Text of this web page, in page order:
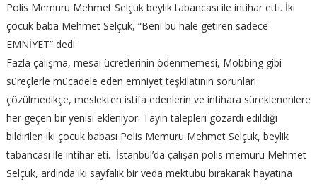
Polis Memuru Mehmet Selçuk beylik tabancası ile intihar etti. İki
çocuk baba Mehmet Selçuk, “Beni bu hale getiren sadece
EMNİYET” dedi.
Fazla çalışma, mesai ücretlerinin ödenmemesi, Mobbing gibi
süreçlerle mücadele eden emniyet teşkilatının sorunları
çözülmedikçe, meslekten istifa edenlerin ve intihara süreklenenlere
her geçen bir yenisi ekleniyor. Tayin talepleri gözardı edildiği
bildirilen iki çocuk babası Polis Memuru Mehmet Selçuk, beylik
tabancası ile intihar eti. İstanbul’da çalışan polis memuru Mehmet
Selçuk, ardında iki sayfalık bir veda mektubu bırakarak hayatına